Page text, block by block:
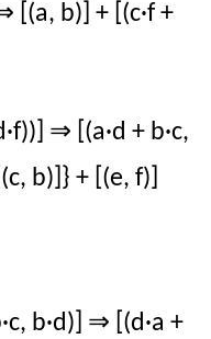
[(a, b)] + [(c·f +
⇒ [(a·d + b·c,
b)]} + [(e, f)]
b·d)] ⇒ [(d·a +